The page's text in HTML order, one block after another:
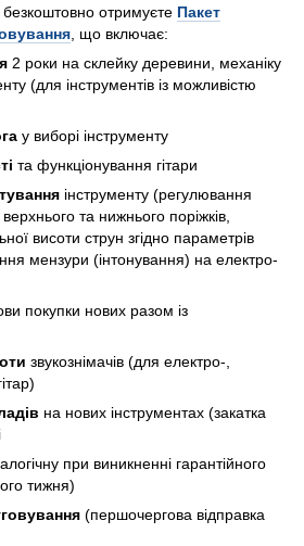
отримуєте Пакет
, що включає:
2 роки на склейку деревини, механіку
(для інструментів із можливістю
у виборі інструменту
та функціонування гітари
інструменту (регулювання
та нижнього поріжків,
висоти струн згідно параметрів
мензури (інтонування) на електро-
покупки нових разом із
звукознімачів (для електро-,
на нових інструментах (закатка
при виникненні гарантійного
тижня)
(першочергова відправка